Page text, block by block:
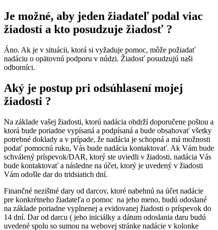
Je možné, aby jeden žiadateľ podal viac
žiadostí a kto posudzuje žiadosť ?
Áno. Ak je v situácii, ktorá si vyžaduje pomoc, môže požiadať
nadáciu o opätovnú podporu v núdzi. Žiadosť posudzujú naši
odborníci.
Aký je postup pri odsúhlasení mojej
žiadosti ?
Na základe vašej žiadosti, ktorú nadácia obdrží doporučene poštou a
ktorá bude poriadne vypísaná a podpísaná a bude obsahovať všetky
potrebné doklady a v prípade, že nadácia je schopná a má možnosti
podať pomocnú ruku, Vás bude nadácia kontaktovať. Ak Vám bude
schválený príspevok/DAR, ktorý ste uviedli v žiadosti, nadácia Vás
bude kontaktovať a následne na účet, ktorý je uvedený v žiadosti
Vám odošle dar do tridsiatich dní.
Finančné nezištné dary od darcov, ktoré nabehnú na účet nadácie
pre konkrétneho žiadateľa o pomoc na jeho meno, budú odoslané
na základe poriadne vyplnenej a evidovanej žiadosti o príspevok do
14 dní. Dar od darcu ( jeho iniciálky a dátum odoslania daru budú
uvedené spolu so sumou na webovej stránke nadácie v kolonke